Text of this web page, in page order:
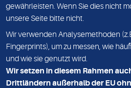
DATENSCHUTZ
KONTAKT
gewährleisten. Wenn Sie dies nicht
unsere Seite bitte nicht.
Wir verwenden Analysemethoden
Fingerprints), um zu messen, wie
und wie sie genutzt wird.
Wir setzen in diesem Rahmen
Drittländern außerhalb der EU